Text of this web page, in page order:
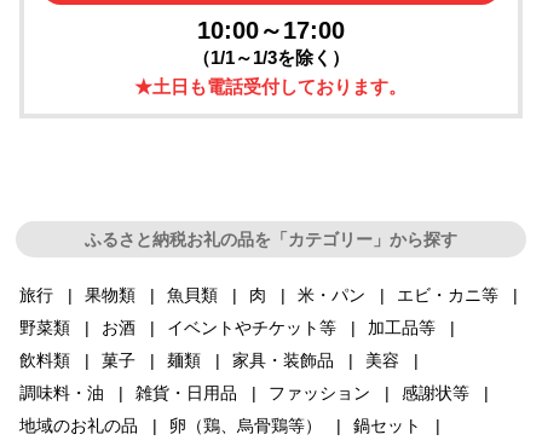
10:00～17:00
（1/1～1/3を除く）
★土日も電話受付しております。
ふるさと納税お礼の品を「カテゴリー」から探す
旅行 果物類 魚貝類 肉 米・パン
エビ・カニ等
野菜類
お酒 イベントやチケット等
加工品等
飲料類
菓子 麺類 家具・装飾品
美容
調味料・油
雑貨・日用品 ファッション
感謝状等
地域のお礼の品
卵（鶏、烏骨鶏等）
鍋セット